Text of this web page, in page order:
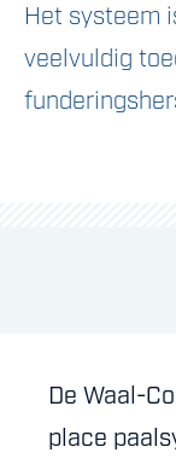
Het systeem
veelvuldig
De Waal-
place